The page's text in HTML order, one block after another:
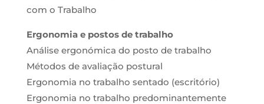
com o Trabalho
Ergonomia e postos de trabalho
Análise ergonómica do posto de trabalho
Métodos de avaliação postural
Ergonomia no trabalho sentado (escritório)
Ergonomia no trabalho predominantemente